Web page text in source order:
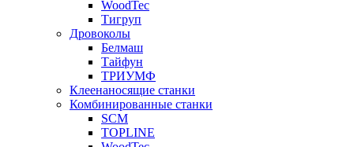
WoodTec
Тигруп
Дровоколы
Белмаш
Тайфун
ТРИУМФ
Клеенаносящие станки
Комбинированные станки
SCM
TOPLINE